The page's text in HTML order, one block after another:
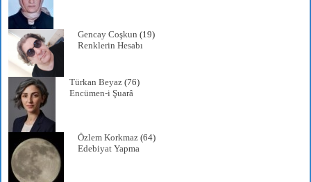
Gencay Coşkun (19)
Renklerin Hesabı
Türkan Beyaz (76)
Encümen-i Şuarâ
Özlem Korkmaz (64)
Edebiyat Yapma